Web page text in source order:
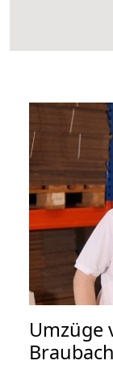
Umzüge